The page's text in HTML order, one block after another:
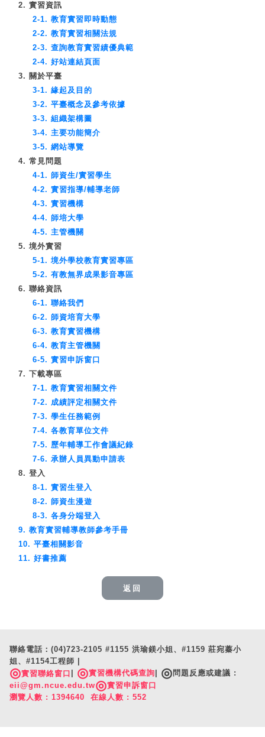
2. 實習資訊
2-1. 教育實習即時動態
2-2. 教育實習相關法規
2-3. 查詢教育實習績優典範
2-4. 好站連結頁面
3. 關於平臺
3-1. 緣起及目的
3-2. 平臺概念及參考依據
3-3. 組織架構圖
3-4. 主要功能簡介
3-5. 網站導覽
4. 常見問題
4-1. 師資生/實習學生
4-2. 實習指導/輔導老師
4-3. 實習機構
4-4. 師培大學
4-5. 主管機關
5. 境外實習
5-1. 境外學校教育實習專區
5-2. 有教無界成果影音專區
6. 聯絡資訊
6-1. 聯絡我們
6-2. 師資培育大學
6-3. 教育實習機構
6-4. 教育主管機關
6-5. 實習申訴窗口
7. 下載專區
7-1. 教育實習相關文件
7-2. 成績評定相關文件
7-3. 學生任務範例
7-4. 各教育單位文件
7-5. 歷年輔導工作會議紀錄
7-6. 承辦人員異動申請表
8. 登入
8-1. 實習生登入
8-2. 師資生漫遊
8-3. 各身分端登入
9. 教育實習輔導教師參考手冊
10. 平臺相關影音
11. 好書推薦
返回
聯絡電話：(04)723-2105 #1155 洪瑜鎂小姐、#1159 莊宛蓁小
姐、#1154工程師 |
◎實習聯絡窗口 ◎實習機構代碼查詢 ◎ 問題反應或建議 :
eii@gm.ncue.edu.tw◎實習申訴窗口
瀏覽人數 : 1394640 在線人數 : 552